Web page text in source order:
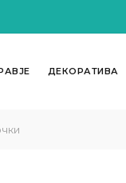
ДЕКОРАТИВА